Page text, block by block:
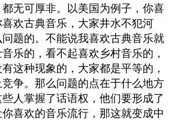
无可厚非。以美国为例子，你喜
欢古典音乐，大家井水不犯河
题的。不能说我喜欢古典音乐就
乐的，看不起喜欢乡村音乐的，
这种现象的，大家都是平等的，
争。那么问题的点在于什么地方
人掌握了话语权，他们要形成了
喜欢的音乐流行，那这就变成中